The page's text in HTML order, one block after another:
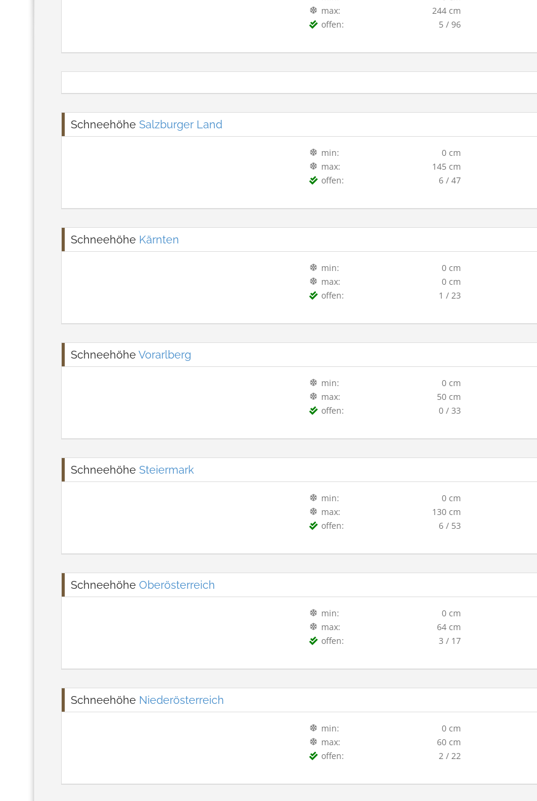
max:
244 cm
offen:
5 / 96
Schneehöhe Salzburger Land
min:
0 cm
max:
145 cm
offen:
6 / 47
Schneehöhe Kärnten
min:
0 cm
max:
0 cm
offen:
1 / 23
Schneehöhe Vorarlberg
min:
0 cm
max:
50 cm
offen:
0 / 33
Schneehöhe Steiermark
min:
0 cm
max:
130 cm
offen:
6 / 53
Schneehöhe Oberösterreich
min:
0 cm
max:
64 cm
offen:
3 / 17
Schneehöhe Niederösterreich
min:
0 cm
max:
60 cm
offen:
2 / 22